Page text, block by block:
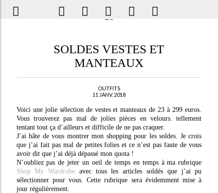
SOLDES VESTES ET
MANTEAUX
OUTFITS
11 JANV. 2018
Voici une jolie sélection de vestes et manteaux de 23 à 299 euros.
Vous trouverez pas mal de jolies pièces en velours. tellement
tentant tout ça d’ailleurs et difficile de ne pas craquer.
J’ai hâte de vous montrer mon shopping pour les soldes. Je crois
que j’ai fait pas mal de petites folies et ce n’est pas faute de vous
avoir dit que j’ai déjà dépassé mon quota !
N’oubliez pas de jeter un oeil de temps en temps à ma rubrique
Shop My Wardrobe avec tous les articles soldés que j’ai pu
sélectionner pour vous. Cette rubrique sera évidemment mise à
jour régulièrement.